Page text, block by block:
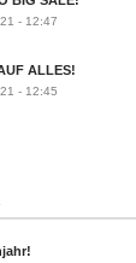
- 12:47
ALLES!
- 12:45